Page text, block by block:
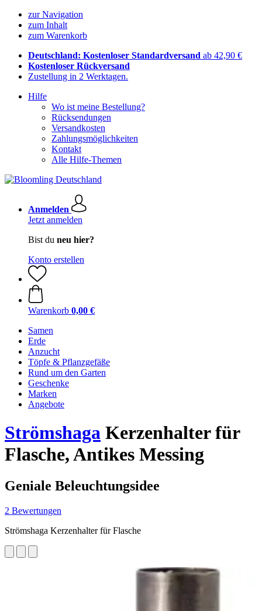
zur Navigation
zum Inhalt
zum Warenkorb
Deutschland: Kostenloser Standardversand ab 42,90 €
Kostenloser Rückversand
Zustellung in 2 Werktagen.
Hilfe
Wo ist meine Bestellung?
Rücksendungen
Versandkosten
Zahlungsmöglichkeiten
Kontakt
Alle Hilfe-Themen
Anmelden
Jetzt anmelden
Bist du neu hier?
Konto erstellen
Warenkorb 0,00 €
Samen
Erde
Anzucht
Töpfe & Pflanzgefäße
Rund um den Garten
Geschenke
Marken
Angebote
Strömshaga Kerzenhalter für
Flasche, Antikes Messing
Geniale Beleuchtungsidee
2 Bewertungen
Strömshaga Kerzenhalter für Flasche